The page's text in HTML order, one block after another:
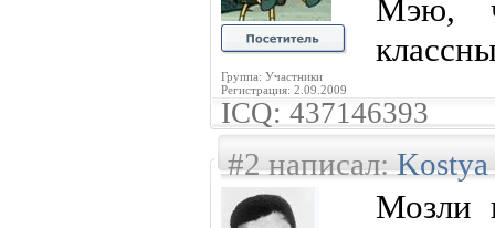
Группа: Участники
Регистрация: 2.09.2009
Мэю,
ICQ: 437146393
#2 написал:Kostya
Мозли